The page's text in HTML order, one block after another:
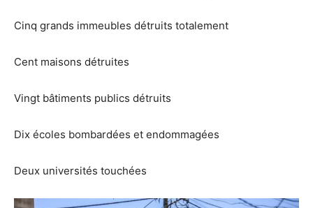
Cinq grands immeubles détruits totalement
Cent maisons détruites
Vingt bâtiments publics détruits
Dix écoles bombardées et endommagées
Deux universités touchées